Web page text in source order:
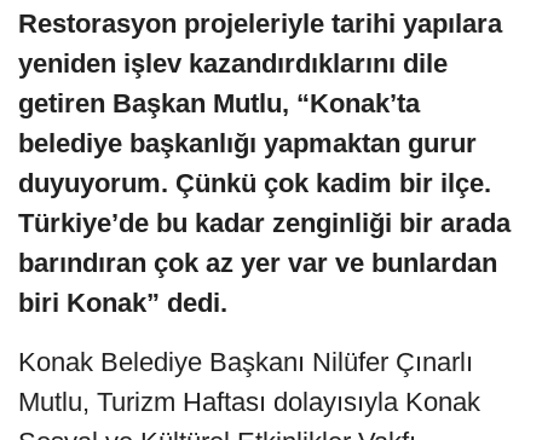
Restorasyon projeleriyle tarihi yapılara
yeniden işlev kazandırdıklarını dile
getiren Başkan Mutlu, “Konak’ta
belediye başkanlığı yapmaktan gurur
duyuyorum. Çünkü çok kadim bir ilçe.
Türkiye’de bu kadar zenginliği bir arada
barındıran çok az yer var ve bunlardan
biri Konak” dedi.
Konak Belediye Başkanı Nilüfer Çınarlı
Mutlu, Turizm Haftası dolayısıyla Konak